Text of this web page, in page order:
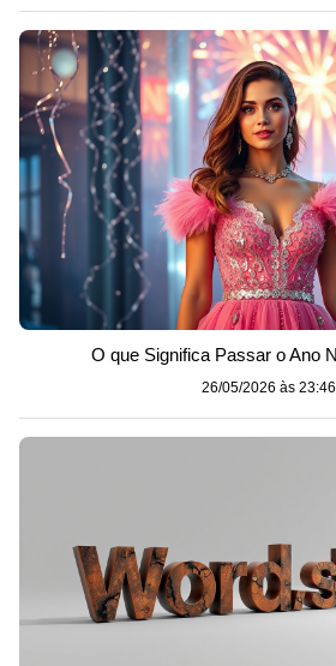
O que Significa Passar o Ano
26/05/2026 às 23:46